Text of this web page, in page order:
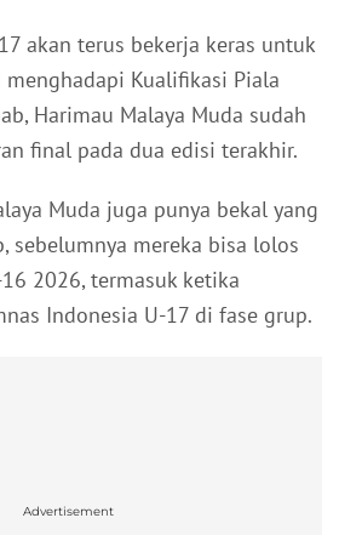
akan terus bekerja keras untuk
Kualifikasi Piala
Harimau Malaya Muda sudah
final pada dua edisi terakhir.
Muda juga punya bekal yang
sebelumnya mereka bisa lolos
2026, termasuk ketika
Indonesia U-17 di fase grup.
Advertisement